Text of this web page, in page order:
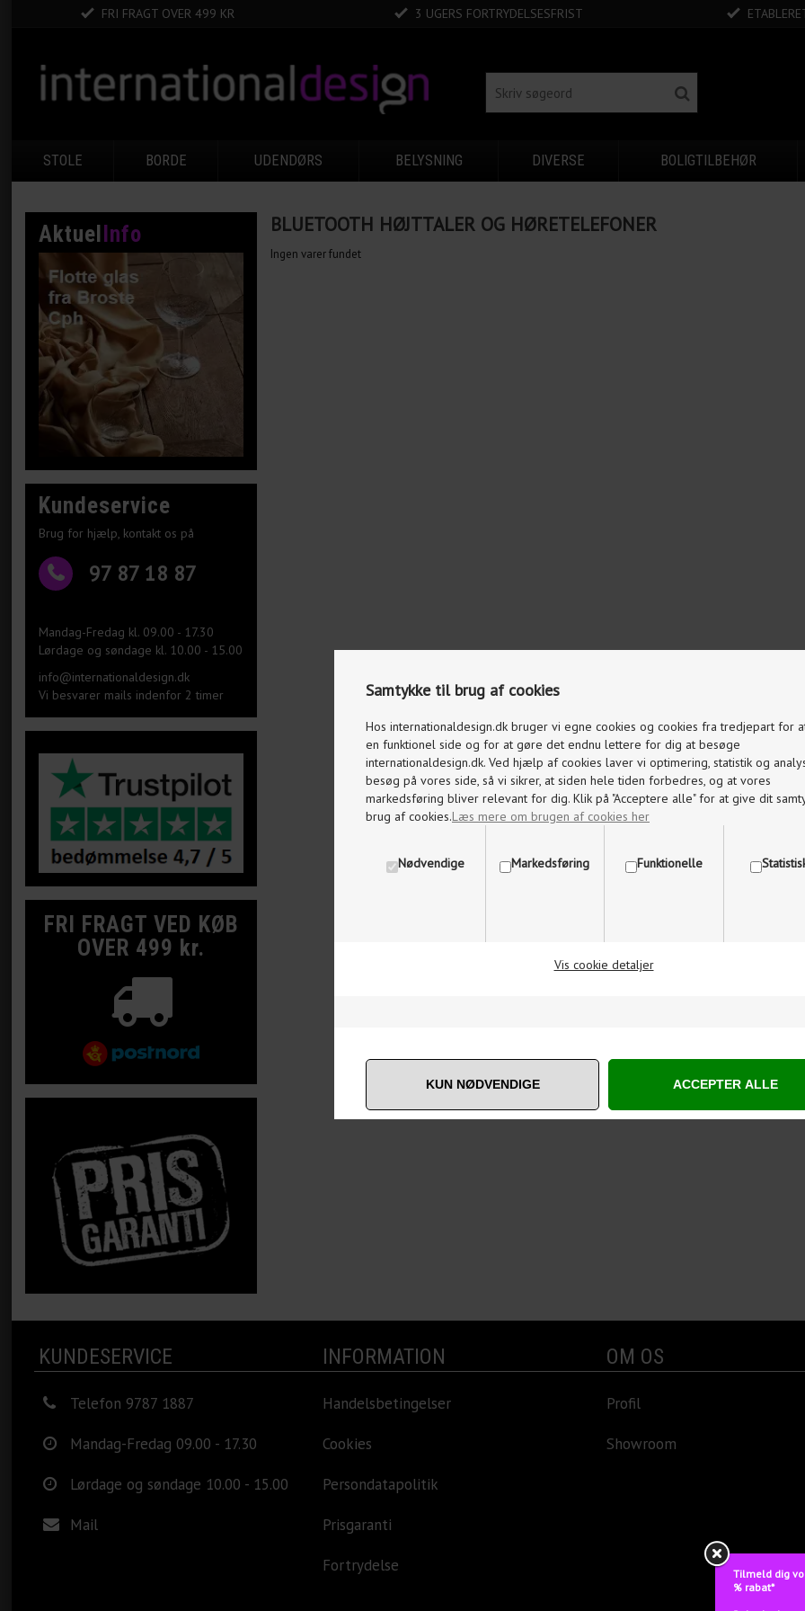
Samtykke til brug af cookies
Hos internationaldesign.dk bruger vi egne cookies og cookies fra tredjepart for
en funktionel side og for at gøre det endnu lettere for dig at besøge
internationaldesign.dk. Ved hjælp af cookies laver vi optimering, statistik og
besøg på vores side, så vi sikrer, at siden hele tiden forbedres, og at vores
markedsføring bliver relevant for dig. Klik på "Acceptere alle" for at give dit
brug af cookies.Læs mere om brugen af cookies her
Nødvendige Markedsføring Funktionelle
Vis cookie detaljer
FRI FRAGT OVER 499 KR 3 UGERS FORTRYDELSESFRIST
STOLE BORDE UDENDØRS BELYSNING DIVERSE BOLIGTILBEHØR
Aktuel Info
Kundeservice
Brug for hjælp, kontakt os på
97 87 18 87
Mandag-Fredag kl. 09.00 - 17.30
Lørdage og søndage kl. 10.00 - 15.00
info@internationaldesign.dk
Vi besvarer mails indenfor 2 timer
FRI FRAGT VED KØB
OVER 499 kr.
BLUETOOTH HØJTTALER OG HØRETELEFONER
Ingen varer fundet
KUNDESERVICE
Telefon 9787 1887
Mandag-Fredag 09.00 - 17.30
Lørdage og søndage 10.00 - 15.00
Mail
INFORMATION
Handelsbetingelser
Cookies
Persondatapolitik
Prisgaranti
Fortrydelse
OM OS
Profil
Showroom
Tilmeld dig
% rabat*